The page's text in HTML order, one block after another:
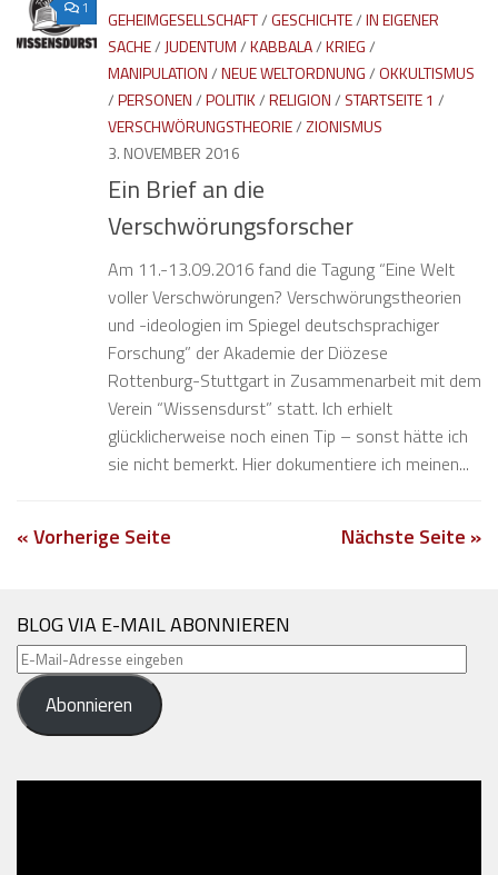
1
GEHEIMGESELLSCHAFT/GESCHICHTE/IN EIGENER
SACHE/ JUDENTUM/KABBALA/KRIEG/
MANIPULATION/NEUE WELTORDNUNG/OKKULTISMUS
/PERSONEN/POLITIK/RELIGION/ STARTSEITE 1 /
VERSCHWÖRUNGSTHEORIE/ZIONISMUS
3. NOVEMBER 2016
Ein Brief an die
Verschwörungsforscher
Am 11.-13.09.2016 fand die Tagung “Eine Welt
voller Verschwörungen? Verschwörungs­theorien
und -ideologien im Spiegel deutschsprachiger
Forschung” der Akademie der Diözese
Rottenburg-Stuttgart in Zusammenarbeit mit dem
Verein “Wissensdurst” statt. Ich erhielt
glücklicherweise noch einen Tip – sonst hätte ich
sie nicht bemerkt. Hier dokumentiere ich meinen...
« Vorherige Seite Nächste Seite »
BLOG VIA E-MAIL ABONNIEREN
E-
Mail-
Adresse
eingeben
Abonnieren